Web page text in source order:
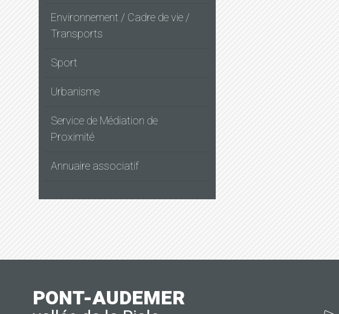
Environnement / Cadre de vie /
Transports
Sport
Urbanisme
Service de Médiation de
Proximité
Annuaire associatif
PONT-AUDEMER